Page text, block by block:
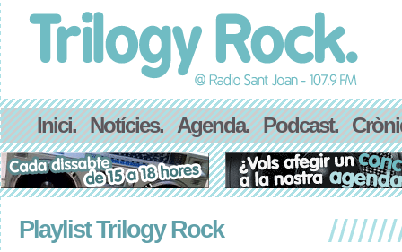
Inici. Notícies. Agenda. Podcast.
Playlist Trilogy Rock